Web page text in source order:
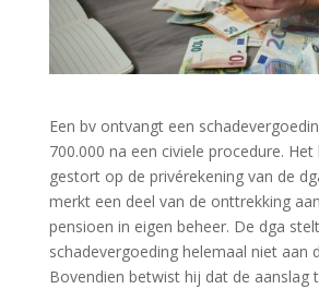
Een bv ontvangt een
700.000 na een civiele procedure.
gestort op de privérekening van de
merkt een deel van de onttrekking
pensioen in eigen beheer. De dga
schadevergoeding helemaal niet aan
Bovendien betwist hij dat de aanslag